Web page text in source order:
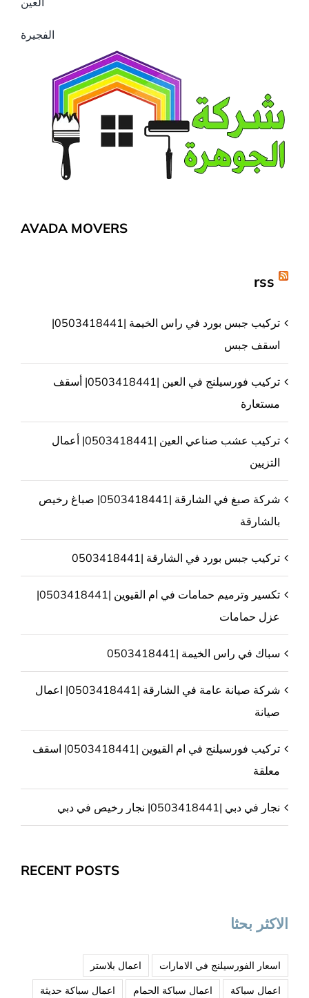
الفجيرة
AVADA MOVERS
rss
تركيب جبس بورد في راس الخيمة |0503418441|
اسقف جبس
تركيب فورسيلنج في العين |0503418441| أسقف
مستعارة
تركيب عشب صناعي العين |0503418441| أعمال
التزيين
شركة صبغ في الشارقة |0503418441| صباغ رخيص
بالشارقة
تركيب جبس بورد في الشارقة |0503418441
تكسير وترميم حمامات في ام القيوين |0503418441|
عزل حمامات
سباك في راس الخيمة |0503418441
شركة صيانة عامة في الشارقة |0503418441| اعمال
صيانة
تركيب فورسيلنج في ام القيوين |0503418441| اسقف
معلقة
نجار في دبي |0503418441| نجار رخيص في دبي
RECENT POSTS
الاكثر بحثا
اسعار الفورسيلنج في الامارات
اعمال بلاستر
اعمال سباكة
اعمال سباكة الحمام
اعمال سباكة حديثة